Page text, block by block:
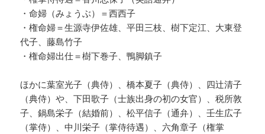
・命婦（みょうぶ）＝西西子
・権命婦＝生源寺伊佐雄、平田三枝、樹下定江、大東登
代子、藤島竹子
・権命婦出仕＝樹下巻子、鴨脚鎮子
ほかに葉室光子（典侍）、橋本夏子（典侍）、四辻清子
（典侍）や、下田歌子（士族出身の初の女官）、税所敦
子、鍋島栄子（結婚前）、松平信子（通弁）、壬生広子
（掌侍）、中川栄子（掌侍待遇）、六角章子（権掌